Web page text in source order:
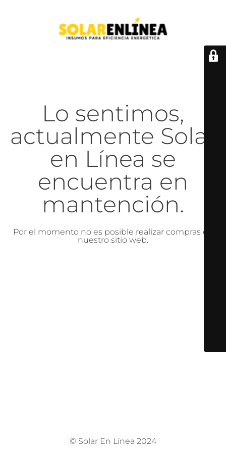
Lo sentimos,
actualmente Solar
en Línea se
encuentra en
mantención.
Por el momento no es posible realizar compras en
nuestro sitio web.
© Solar En Línea 2024